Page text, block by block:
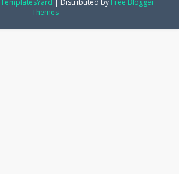
TemplatesYard | Distributed by Free Blogger
Themes